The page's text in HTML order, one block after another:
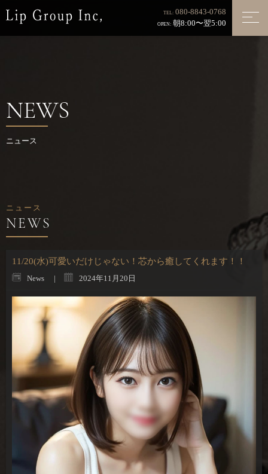
TEL: 080-8843-0768
OPEN: 朝8:00〜翌5:00
NEWS
ニュース
ニュース
11/20(水)可愛いだけじゃない！芯から癒してくれます！！
News 2024年11月20日